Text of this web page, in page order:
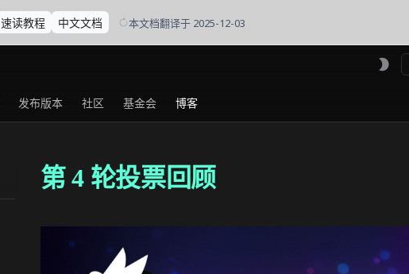
速读教程 中文文档 本文档翻译于 2025-12-03
发布版本 社区 基金会 博客
第 4 轮投票回顾